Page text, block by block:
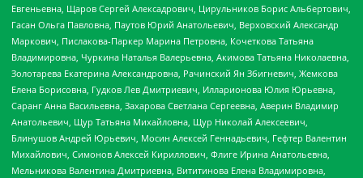
Евгеньевна, Щаров Сергей Алексадрович, Цирульников Борис Альбертович,
Гасан Ольга Павловна, Паутов Юрий Анатольевич, Верховский Александр
Маркович, Пислакова-Паркер Марина Петровна, Кочеткова Татьяна
Владимировна, Чуркина Наталья Валерьевна, Акимова Татьяна Николаевна,
Золотарева Екатерина Александровна, Рачинский Ян Збигневич, Жемкова
Елена Борисовна, Гудков Лев Дмитриевич, Илларионова Юлия Юрьевна,
Саранг Анна Васильевна, Захарова Светлана Сергеевна, Аверин Владимир
Анатольевич, Щур Татьяна Михайловна, Щур Николай Алексеевич,
Блинушов Андрей Юрьевич, Мосин Алексей Геннадьевич, Гефтер Валентин
Михайлович, Симонов Алексей Кириллович, Флиге Ирина Анатольевна,
Мельникова Валентина Дмитриевна, Вититинова Елена Владимировна,